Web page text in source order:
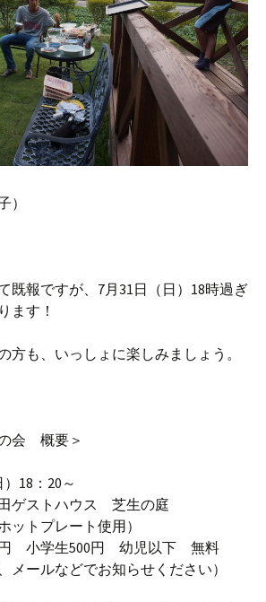
）
既報ですが、7月31日（日）18時過ぎ
ます！
方も、いっしょに楽しみましょう。
会 概要＞
18：20～
ゲストハウス 芝生の庭
ットプレート使用）
円 小学生500円 幼児以下 無料
メールなどでお知らせください）